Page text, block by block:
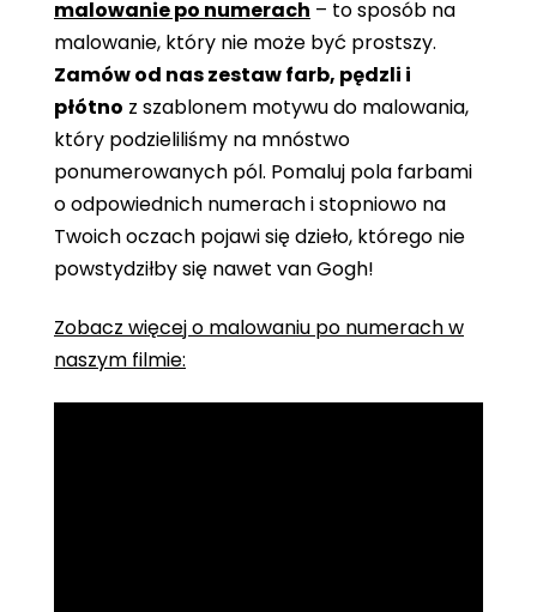
malowanie po numerach – to sposób na
malowanie, który nie może być prostszy.
Zamów od nas zestaw farb, pędzli i
płótno z szablonem motywu do malowania,
który podzieliliśmy na mnóstwo
ponumerowanych pól. Pomaluj pola farbami
o odpowiednich numerach i stopniowo na
Twoich oczach pojawi się dzieło, którego nie
powstydziłby się nawet van Gogh!
Zobacz więcej o malowaniu po numerach w
naszym filmie: